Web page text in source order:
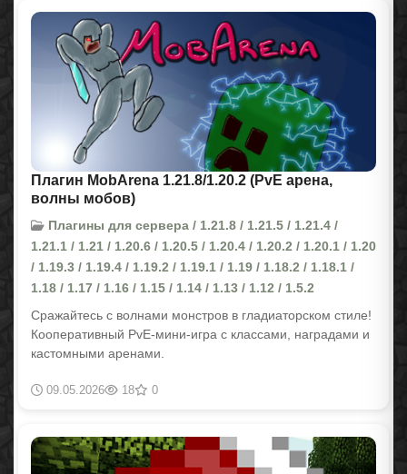
Плагин MobArena 1.21.8/1.20.2 (PvE арена,
волны мобов)
Плагины для сервера / 1.21.8 / 1.21.5 / 1.21.4 /
1.21.1 / 1.21 / 1.20.6 / 1.20.5 / 1.20.4 / 1.20.2 / 1.20.1 / 1.20
/ 1.19.3 / 1.19.4 / 1.19.2 / 1.19.1 / 1.19 / 1.18.2 / 1.18.1 /
1.18 / 1.17 / 1.16 / 1.15 / 1.14 / 1.13 / 1.12 / 1.5.2
Сражайтесь с волнами монстров в гладиаторском стиле!
Кооперативный PvE-мини-игра с классами, наградами и
кастомными аренами.
09.05.2026 18 0